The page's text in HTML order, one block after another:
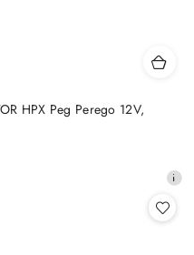
HPX Peg Perego 12V,